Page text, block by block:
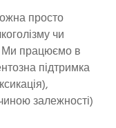
просто
чи
Ми працюємо в
підтримка
залежності)